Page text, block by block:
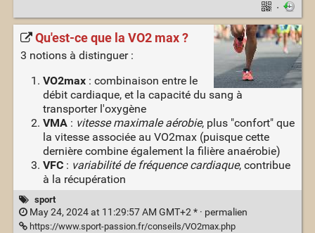
·
Qu'est-ce que la VO2 max ?
3 notions à distinguer :
VO2max: combinaison entre le
débit cardiaque, et la capacité du sang à
transporter l'oxygène
VMA: vitesse maximale aérobie, plus "confort" que
la vitesse associée au VO2max (puisque cette
dernière combine également la filière anaérobie)
VFC: variabilité de fréquence cardiaque, contribue
à la récupération
sport
May 24, 2024 at 11:29:57 AM GMT+2 * · permalien
https://www.sport-passion.fr/conseils/VO2max.php